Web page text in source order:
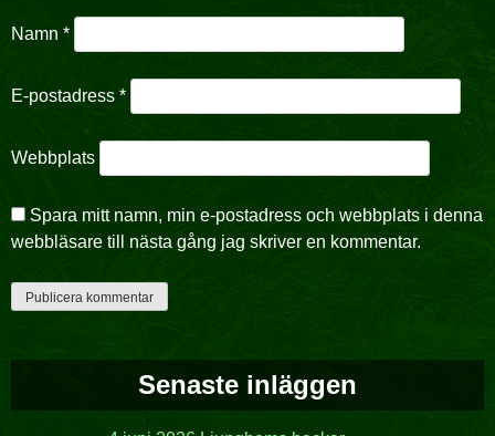
Namn *
E-postadress *
Webbplats
Spara mitt namn, min e-postadress och webbplats i denna
webbläsare till nästa gång jag skriver en kommentar.
Senaste inläggen